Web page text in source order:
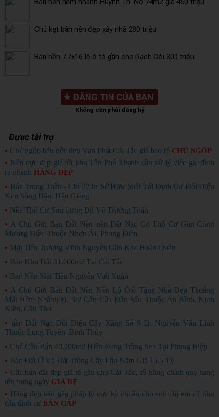
Bán nền hẻm nhánh Huỳnh Thị Nở 74m2 giá 450 triệu
Chủ kẹt bán nền đẹp xây nhà 280 triệu
Bán nền 7.7x16 lộ ô tô gần chợ Rạch Gòi 300 triệu
★ ĐĂNG TIN CỦA BẠN
Không cần phải đăng ký
Được tài trợ
• Chủ ngộp bán nền đẹp Vạn Phát Cái Tắc giá bao rẻ CHỦ NGỘP
• Nền cực đẹp giá tốt khu Tân Phú Thạnh cần xử lý việc gia đình
ra nhanh HÀNG ĐẸP
• Bán Trong Tuần - Chỉ 220tr Sở Hữu Suất Tái Định Cư Đối Diện
Kcn Sông Hậu, Hậu Giang
• Nền Thổ Cư Sau Lưng Đh Võ Trường Toán
• A Chủ Gửi Bán Đất Nền nền Đất Nạc Có Thổ Cư Gần Cống
Mương Điều Thuộc Nhơn Ái, Phong Điền
• Mặt Tiền Trương Vĩnh Nguyên Gần Kdc Hoàn Quân
• Bán Khu Đất 31.000m2 Tại Cái Tắc
• Bán Nền Mặt Tiền Nguyễn Viết Xuân
• A Chủ Gửi Bán Đất Nền Nền Lộ Ôtô Tặng Nhà Đẹp Thoáng
Mát Hẻm Nhánh Đ. 3/2 Gần Cầu Đầu Sấu Thuộc An Bình, Ninh
Kiều, Cần Thơ
• nền Đất Nạc Đối Diện Cây Xăng Số 9 Đ. Nguyễn Văn Linh
Thuộc Long Tuyền, Bình Thủy
• Chủ Cần Bán 40.000m2 Hiện Đang Trồng Sen Tại Phụng Hiệp
• Bán Đất Ở Và Đất Trồng Cây Lâu Năm Giá 15.5 Tỷ
• Cần bán đất đẹp giá rẻ gần chợ Cái Tắc, sổ hồng chính quy sang
tên trong ngày GIÁ RẺ
• Hàng đẹp bán gấp pháp lý cực kỳ chuẩn cho anh chị em có nhu
cầu định cư BÁN GẤP